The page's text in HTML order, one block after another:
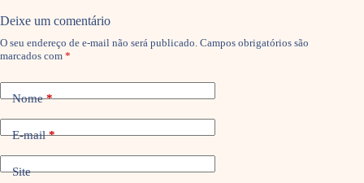
Deixe um comentário
O seu endereço de e-mail não será publicado. Campos obrigatórios são
marcados com *
Nome*
E-mail*
Site